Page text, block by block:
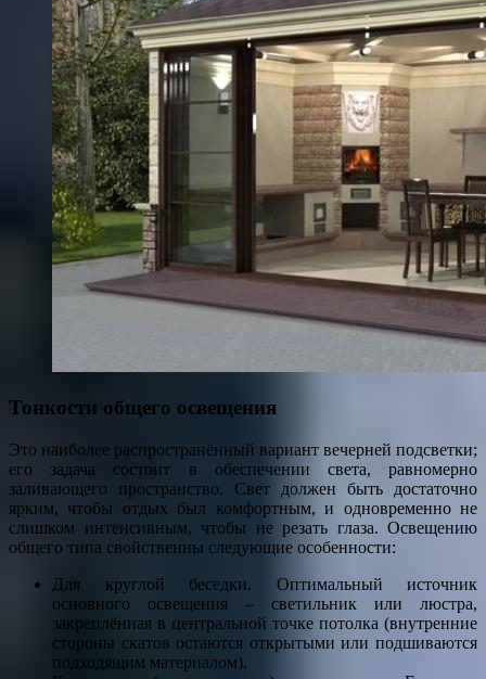
Тонкости общего освещения
Это наиболее распространённый вариант вечерней подсветки;
его задача состоит в обеспечении света, равномерно
заливающего пространство. Свет должен быть достаточно
ярким, чтобы отдых был комфортным, и одновременно не
слишком интенсивным, чтобы не резать глаза. Освещению
общего типа свойственны следующие особенности:
Для круглой беседки. Оптимальный источник
основного освещения – светильник или люстра,
закреплённая в центральной точке потолка (внутренние
стороны скатов остаются открытыми или подшиваются
подходящим материалом).